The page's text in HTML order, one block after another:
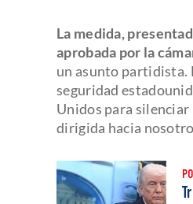
La medida,
aprobada por la
un asunto partidista.
seguridad
Unidos para silenciar
dirigida hacia